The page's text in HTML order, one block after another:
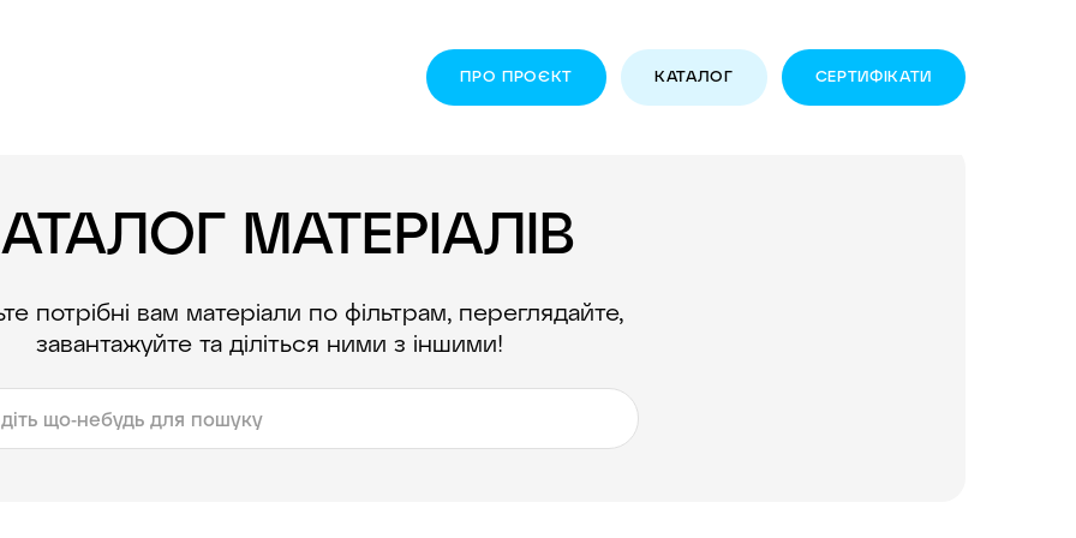
ПРО ПРОЄКТ КАТАЛОГ CЕРТИФІКАТИ
МАТЕРІАЛІВ
потрібні вам матеріали по фільтрам, переглядайте,
завантажуйте та діліться ними з іншими!